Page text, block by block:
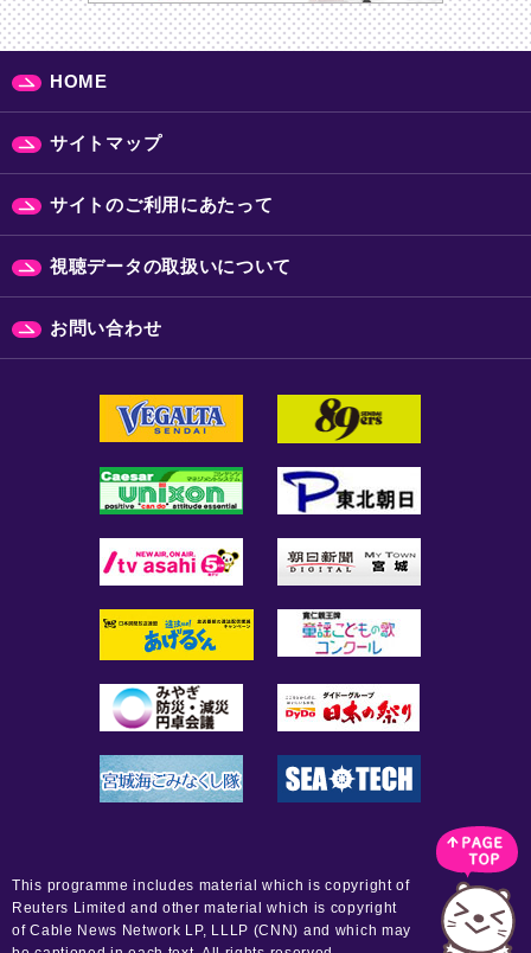
HOME
サイトマップ
サイトのご利用にあたって
視聴データの取扱いについて
お問い合わせ
This programme includes material which is copyright of
Reuters Limited and other material which is copyright
of Cable News Network LP, LLLP (CNN) and which may